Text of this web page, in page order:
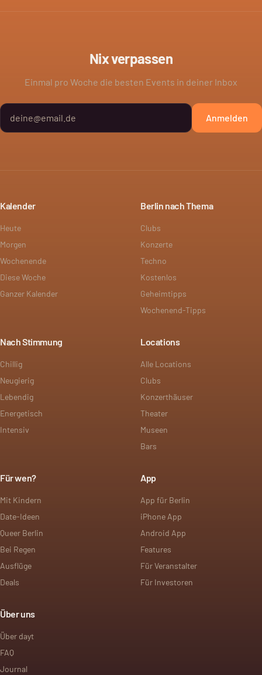
Nix verpassen
Einmal pro Woche die besten Events in deiner Inbox
Anmelden
Kalender
Heute
Morgen
Wochenende
Diese Woche
Ganzer Kalender
Berlin nach Thema
Clubs
Konzerte
Techno
Kostenlos
Geheimtipps
Wochenend-Tipps
Nach Stimmung
Chillig
Neugierig
Lebendig
Energetisch
Intensiv
Locations
Alle Locations
Clubs
Konzerthäuser
Theater
Museen
Bars
Für wen?
Mit Kindern
Date-Ideen
Queer Berlin
Bei Regen
Ausflüge
Deals
App
App für Berlin
iPhone App
Android App
Features
Für Veranstalter
Für Investoren
Über uns
Über dayt
FAQ
Journal